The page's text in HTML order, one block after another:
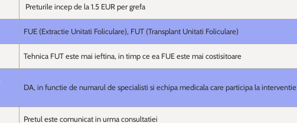
Preturile incep de la 1.5 EUR per grefa
FUE (Extractie Unitati Foliculare), FUT (Transplant Unitati Foliculare)
Tehnica FUT este mai ieftina, in timp ce ea FUE este mai costisitoare
DA, in functie de numarul de specialisti si echipa medicala care participa la interventie
Pretul este comunicat in urma consultatiei